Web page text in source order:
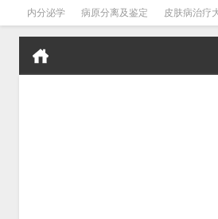
内分泌学 病原分离及鉴定 皮肤病治疗
皮肤病学 男科学 血液病学 心血管